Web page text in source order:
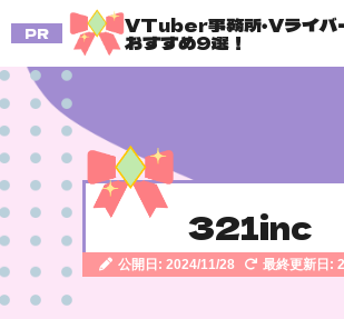
PR VTuber事務所・Vライバ
おすすめ9選！
321inc
公開日: 2024/11/28 最終更新日: